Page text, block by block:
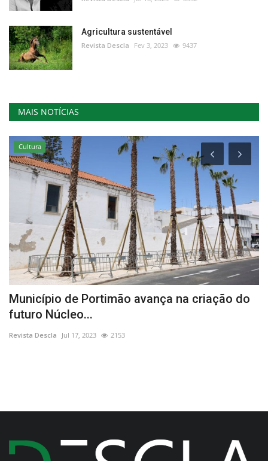
Agricultura sustentável
Revista Descla Fev 3, 2023 9437
MAIS NOTÍCIAS
Cultura
Município de Portimão avança na criação do
futuro Núcleo...
Revista Descla Jul 17, 2023 2153